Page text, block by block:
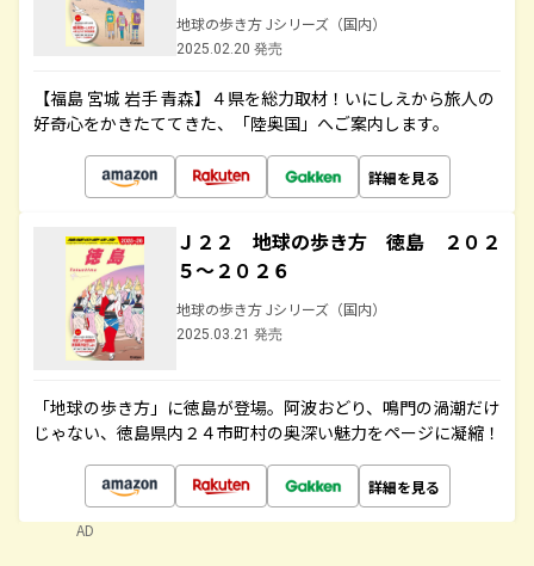
地球の歩き方 Jシリーズ（国内）
2025.02.20 発売
【福島 宮城 岩手 青森】４県を総力取材！いにしえから旅人の
好奇心をかきたててきた、「陸奥国」へご案内します。
詳細を見る
Ｊ２２ 地球の歩き方 徳島 ２０２
５～２０２６
地球の歩き方 Jシリーズ（国内）
2025.03.21 発売
「地球の歩き方」に徳島が登場。阿波おどり、鳴門の渦潮だけ
じゃない、徳島県内２４市町村の奥深い魅力をページに凝縮！
詳細を見る
AD